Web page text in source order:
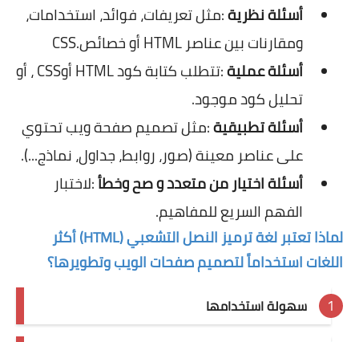
أسئلة نظرية:مثل تعريفات، فوائد، استخدامات،
ومقارنات بين عناصرHTMLأو خصائصCSS.
أسئلة عملية:تتطلب كتابة كودHTMLأوCSS، أو
تحليل كود موجود.
أسئلة تطبيقية:مثل تصميم صفحة ويب تحتوي
على عناصر معينة (صور، روابط، جداول، نماذج...).
أسئلة اختيار من متعدد و صح وخطأ:لاختبار
الفهم السريع للمفاهيم.
لماذا تعتبر لغة ترميز النصل التشعبي (HTML) أكثر
اللغات استخداماً لتصميم صفحات الويب وتطويرها؟
سهولة استخدامها